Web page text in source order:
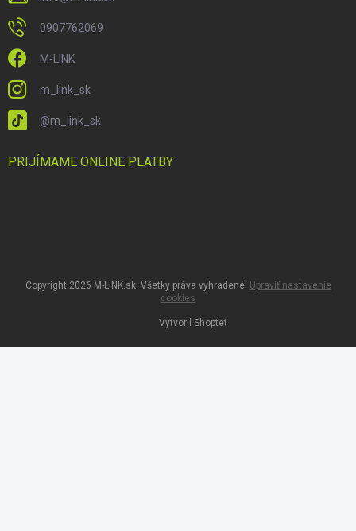
0907762069
M-LINK
m_link_sk
@m_link_sk
PRIJÍMAME ONLINE PLATBY
Vytvoril Shoptet
Copyright 2026 M-LINK.sk. Všetky práva vyhradené. Upraviť nastavenie
cookies